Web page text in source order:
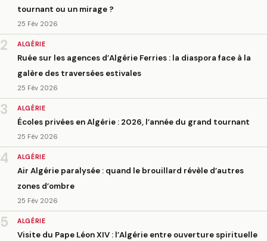
tournant ou un mirage ?
25 Fév 2026
2 ALGÉRIE
Ruée sur les agences d’Algérie Ferries : la diaspora face à la
galère des traversées estivales
25 Fév 2026
3 ALGÉRIE
Écoles privées en Algérie : 2026, l’année du grand tournant
25 Fév 2026
4 ALGÉRIE
Air Algérie paralysée : quand le brouillard révèle d’autres
zones d’ombre
25 Fév 2026
5 ALGÉRIE
Visite du Pape Léon XIV : l’Algérie entre ouverture spirituelle